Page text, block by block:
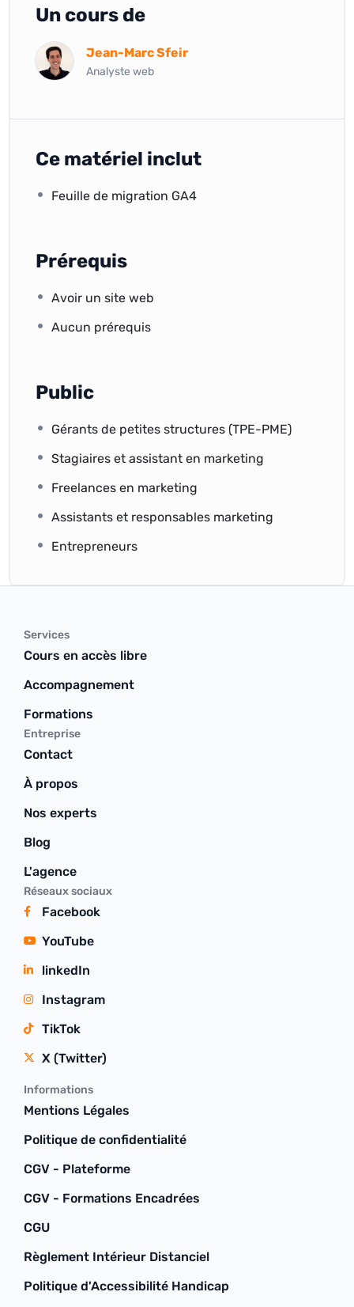
Un cours de
Jean-Marc Sfeir
Analyste web
Ce matériel inclut
Feuille de migration GA4
Prérequis
Avoir un site web
Aucun prérequis
Public
Gérants de petites structures (TPE-PME)
Stagiaires et assistant en marketing
Freelances en marketing
Assistants et responsables marketing
Entrepreneurs
Services
Cours en accès libre
Accompagnement
Formations
Entreprise
Contact
À propos
Nos experts
Blog
L'agence
Réseaux sociaux
Facebook
YouTube
linkedIn
Instagram
TikTok
X (Twitter)
Informations
Mentions Légales
Politique de confidentialité
CGV - Plateforme
CGV - Formations Encadrées
CGU
Règlement Intérieur Distanciel
Politique d'Accessibilité Handicap